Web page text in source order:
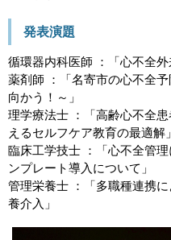
発表演題
循環器内科医師 ：「心不全外
薬剤師 ：「名寄市の心不全
向かう！～」
理学療法士 ：「高齢心不全
えるセルフケア教育の最適解」
臨床工学技士 ：「心不全管
ンプレート導入について」
管理栄養士 ：「多職種連携
養介入」